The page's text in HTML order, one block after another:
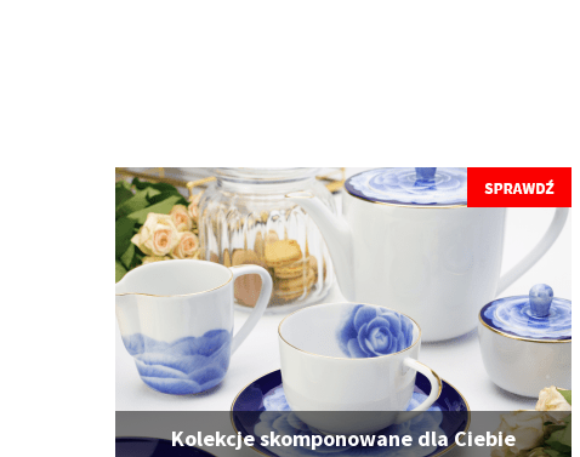
Kolekcje skomponowane dla Ciebie